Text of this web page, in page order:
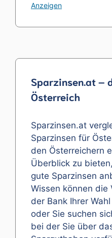
Anzeigen
Sparzinsen.at –
Österreich
Sparzinsen.at
Sparzinsen für
den Österreichern
Überblick zu
gute Sparzinsen
Wissen können die
der Bank Ihrer
oder Sie suchen
bei der Sie über